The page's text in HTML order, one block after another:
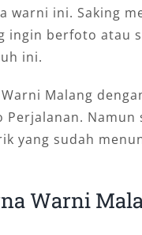
warni ini. Saking
ingin berfoto atau
ini.
Malang
Perjalanan.
yang sudah
Warni